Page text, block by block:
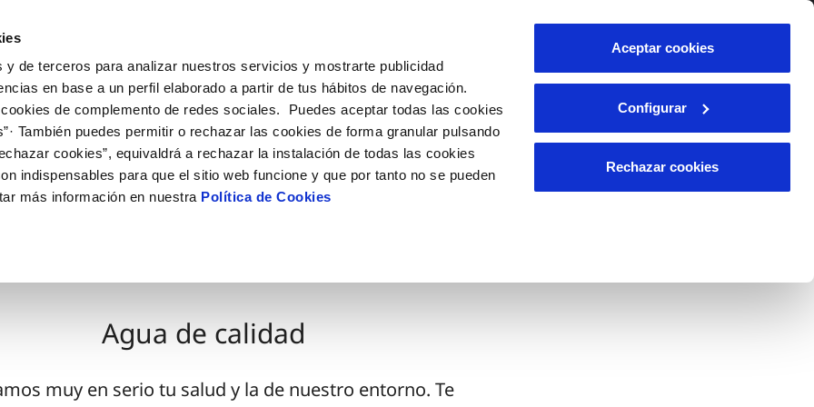
y de terceros para analizar nuestros servicios y mostrarte publicidad
en base a un perfil elaborado a partir de tus hábitos de navegación.
de complemento de redes sociales. Puedes aceptar todas las cookies
También puedes permitir o rechazar las cookies de forma granular pulsando
cookies”, equivaldrá a rechazar la instalación de todas las cookies
indispensables para que el sitio web funcione y que por tanto no se pueden
más información en nuestra Política de Cookies
Aceptar cookies
Configurar
Rechazar cookies
de titular
de suministro
MODIFICACIÓN DE DATOS
Actualizar datos bancarios
Actualizar datos de domicilio
INCIDENCIAS
Comunica anomalías o posibles
VER TODAS LAS GESTIONES
Tu Servicio
AL CLIENTE
de contacto
de fuga interior
COMPROMISO DE SERVICIO
Carta de compromisos
Customer Counsel (Defensa del
Tu Agua
calidad del agua
CUIDADOS DEL AGUA
Consejos de ahorro
Cuidados de los sumideros
Conócenos
COMPROMISOS
ambiente
Área de clientes
Agua de calidad
muy en serio tu salud y la de nuestro entorno. Te